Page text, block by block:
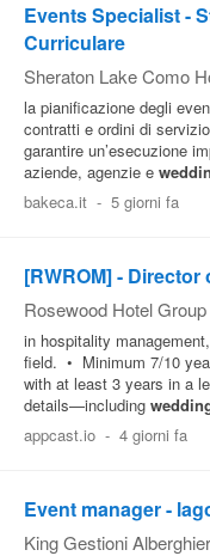
Events Specialist -
Curriculare
Sheraton Lake Como
la pianificazione degli
contratti e ordini di
garantire un’esecuzione
aziende, agenzie e
bakeca.it - 5 giorni fa
[RWROM] - Director
Rosewood Hotel Group
in hospitality
field. • Minimum 7/10
with at least 3 years in a
details—including
appcast.io - 4 giorni fa
Event manager -
King Gestioni